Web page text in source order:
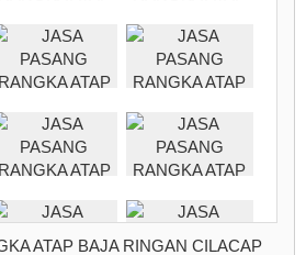
ATAP BAJA RINGAN CILACAP